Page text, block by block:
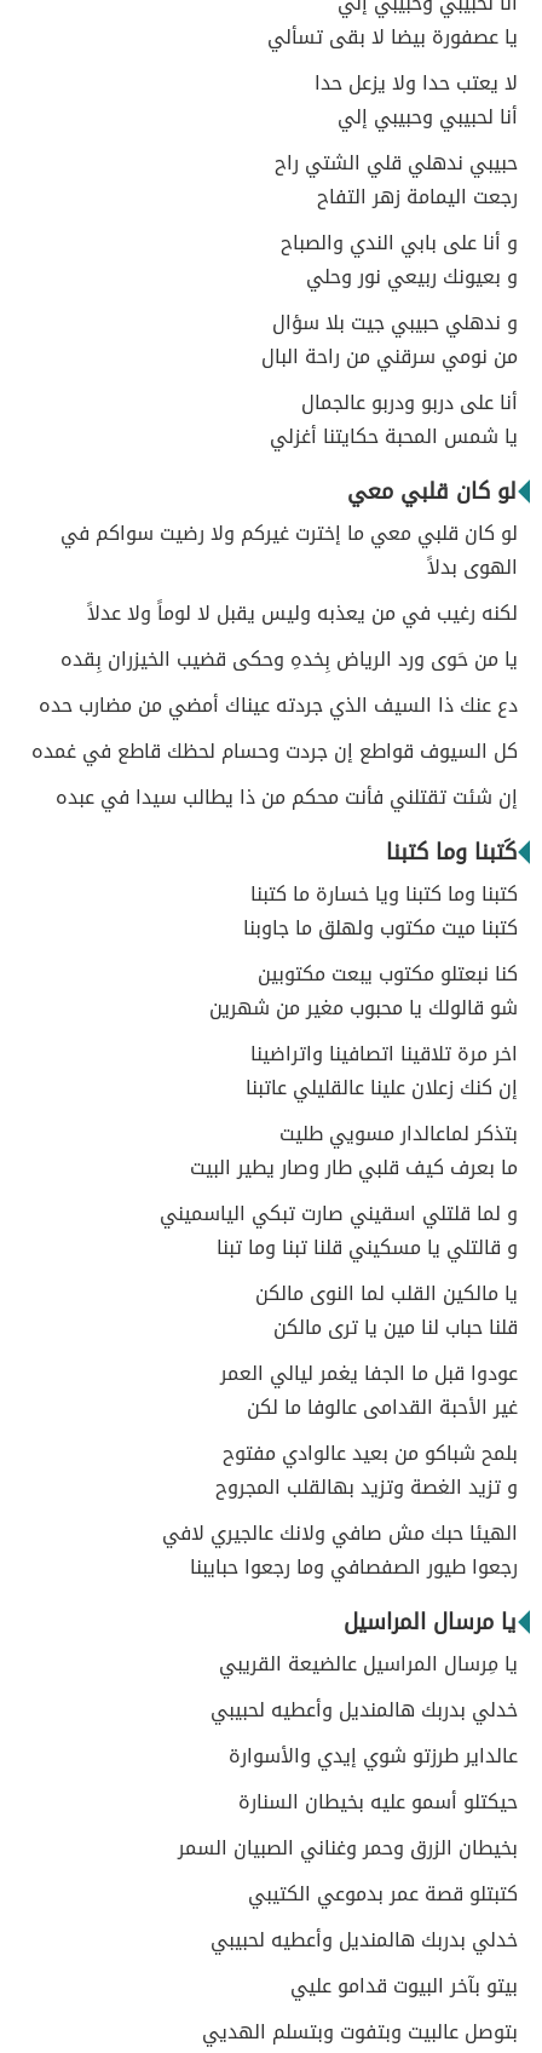
يا عصفورة بيضا لا بقى تسألي
لا يعتب حدا ولا يزعل حدا
أنا لحبيبي وحبيبي إلي
حبيبي ندهلي قلي الشتي راح
رجعت اليمامة زهر التفاح
و أنا على بابي الندي والصباح
و بعيونك ربيعي نور وحلي
و ندهلي حبيبي جيت بلا سؤال
من نومي سرقني من راحة البال
أنا على دربو ودربو عالجمال
يا شمس المحبة حكايتنا أغزلي
لو كان قلبي معي
لو كان قلبي معي ما إخترت غيركم ولا رضيت سواكم في
الهوى بدلاً
لكنه رغيب في من يعذبه وليس يقبل لا لوماً ولا عدلاً
يا من حَوى ورد الرياض بِخدهِ وحكى قضيب الخيزران بِقده
دع عنك ذا السيف الذي جردته عيناك أمضي من مضارب حده
كل السيوف قواطع إن جردت وحسام لحظك قاطع في غمده
إن شئت تقتلني فأنت محكم من ذا يطالب سيدا في عبده
كَتبنا وما كتبنا
كتبنا وما كتبنا ويا خسارة ما كتبنا
كتبنا ميت مكتوب ولهلق ما جاوبنا
كنا نبعتلو مكتوب يبعت مكتوبين
شو قالولك يا محبوب مغير من شهرين
اخر مرة تلاقينا اتصافينا واتراضينا
إن كنك زعلان علينا عالقليلي عاتبنا
بتذكر لماعالدار مسويي طليت
ما بعرف كيف قلبي طار وصار يطير البيت
و لما قلتلي اسقيني صارت تبكي الياسميني
و قالتلي يا مسكيني قلنا تبنا وما تبنا
يا مالكين القلب لما النوى مالكن
قلنا حباب لنا مين يا ترى مالكن
عودوا قبل ما الجفا يغمر ليالي العمر
غير الأحبة القدامى عالوفا ما لكن
بلمح شباكو من بعيد عالوادي مفتوح
و تزيد الغصة وتزيد بهالقلب المجروح
الهيئا حبك مش صافي ولانك عالجيري لافي
رجعوا طيور الصفصافي وما رجعوا حبايبنا
يا مرسال المراسيل
يا مِرسال المراسيل عالضيعة القريبي
خدلي بدربك هالمنديل وأعطيه لحبيبي
عالداير طرزتو شوي إيدي والأسوارة
حيكتلو أسمو عليه بخيطان السنارة
بخيطان الزرق وحمر وغناني الصبيان السمر
كتبتلو قصة عمر بدموعي الكتيبي
خدلي بدربك هالمنديل وأعطيه لحبيبي
بيتو بآخر البيوت قدامو عليي
بتوصل عالبيت وبتفوت وبتسلم الهديي